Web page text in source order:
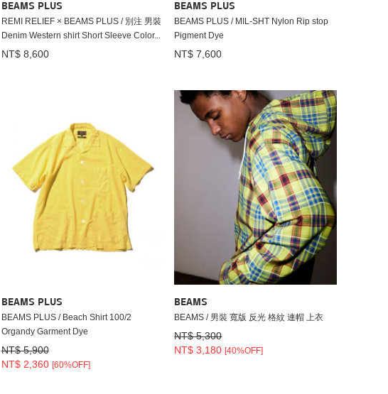
BEAMS PLUS
REMI RELIEF × BEAMS PLUS / 別注 男裝
Denim Western shirt Short Sleeve Color...
NT$ 8,600
BEAMS PLUS
BEAMS PLUS / MIL-SHT Nylon Rip stop
Pigment Dye
NT$ 7,600
BEAMS PLUS
BEAMS PLUS / Beach Shirt 100/2
Organdy Garment Dye
NT$ 5,900
NT$ 2,360 [60%OFF]
BEAMS
BEAMS / 男裝 寬版 反光 格紋 連帽 上衣
NT$ 5,300
NT$ 3,180[40%OFF]